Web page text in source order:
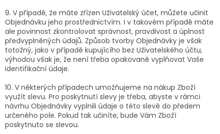
9. V případě, že máte zřízen Uživatelský účet, můžete učinit
Objednávku jeho prostřednictvím. I v takovém případě máte
ale povinnost zkontrolovat správnost, pravdivost a úplnost
předvyplněných údajů. Způsob tvorby Objednávky je však
totožný, jako v případě kupujícího bez Uživatelského účtu,
výhodou však je, že není třeba opakovaně vyplňovat Vaše
identifikační údaje.
10. V některých případech umožňujeme na nákup Zboží
využít slevu. Pro poskytnutí slevy je třeba, abyste v rámci
návrhu Objednávky vyplnili údaje o této slevě do předem
určeného pole. Pokud tak učiníte, bude Vám Zboží
poskytnuto se slevou.